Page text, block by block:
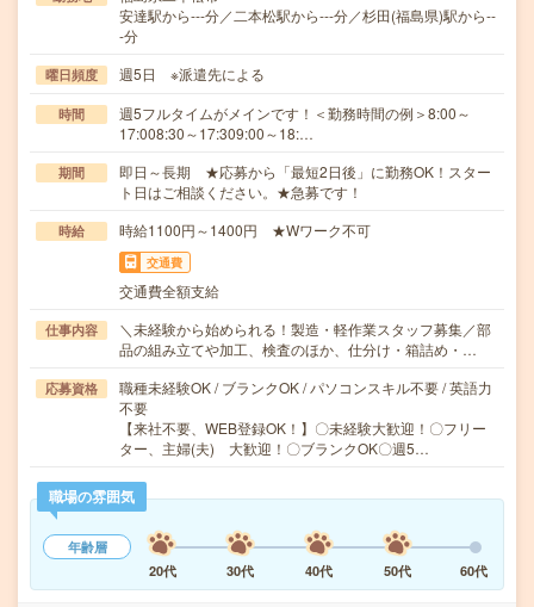
安達駅から---分／二本松駅から---分／杉田(福島県)駅から--
-分
曜日頻度 週5日 ※派遣先による
時間
週5フルタイムがメインです！＜勤務時間の例＞8:00～
17:008:30～17:309:00～18:…
期間
即日～長期 ★応募から「最短2日後」に勤務OK！スター
ト日はご相談ください。★急募です！
時給 時給1100円～1400円 ★Wワーク不可
交通費
交通費全額支給
仕事内容
＼未経験から始められる！製造・軽作業スタッフ募集／部
品の組み立てや加工、検査のほか、仕分け・箱詰め・…
応募資格
職種未経験OK / ブランクOK / パソコンスキル不要 / 英語力
不要
【来社不要、WEB登録OK！】〇未経験大歓迎！〇フリー
ター、主婦(夫) 大歓迎！〇ブランクOK〇週5…
職場の雰囲気
年齢層
20代
30代 40代 50代 60代